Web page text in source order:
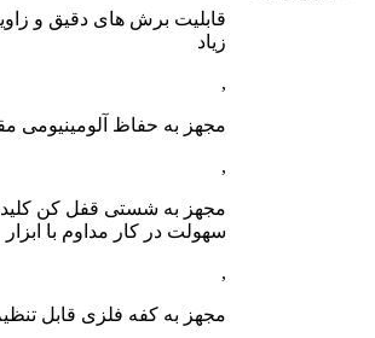
قابلیت برش های دقیق و
زیاد
,
مجهز به حفاظ آلومینیومی
,
مجهز به شستی قفل کن کلید
سهولت در کار مداوم با ابزار
,
مجهز به کفه فلزی قابل